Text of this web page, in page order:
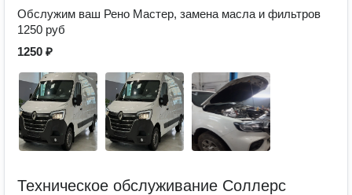
Обслужим ваш Рено Мастер, замена масла и фильтров
1250 руб
1250 ₽
Техническое обслуживание Соллерс